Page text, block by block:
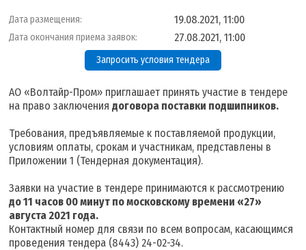
Дата размещения: 19.08.2021, 11:00
Дата окончания приема заявок: 27.08.2021, 11:00
Запросить условия тендера
АО «Волтайр-Пром» приглашает принять участие в тендере
на право заключениядоговора поставки подшипников.
Требования, предъявляемые к поставляемой продукции,
условиям оплаты, срокам и участникам, представлены в
Приложении 1 (Тендерная документация).
Заявки на участие в тендере принимаются к рассмотрению
до 11 часов 00 минут по московскому времени «27»
августа 2021 года.
Контактный номер для связи по всем вопросам, касающимся
проведения тендера (8443) 24-02-34.